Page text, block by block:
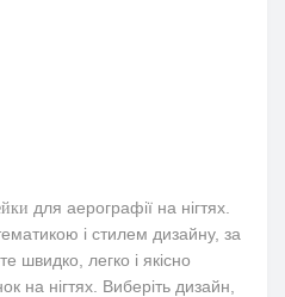
для аерографії на нігтях.
і стилем дизайну, за
швидко, легко і якісно
на нігтях. Виберіть дизайн,